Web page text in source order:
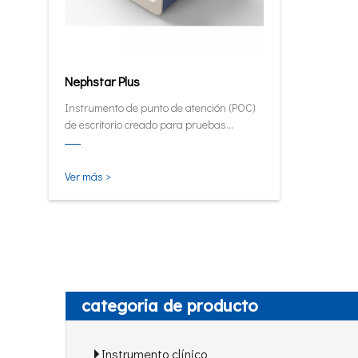
Nephstar Plus
Instrumento de punto de atención (POC)
de escritorio creado para pruebas
rápidas de HbA1C, PCR, mALB y SAA.
Ver más >
categoria de producto
Instrumento clínico